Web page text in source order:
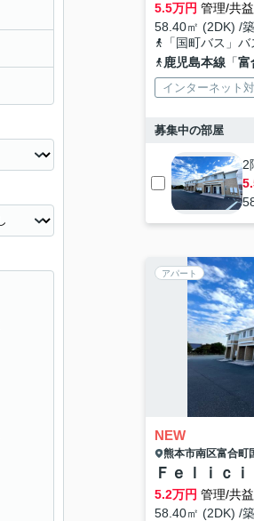
5.5万円 管理/共
58.40㎡ (2DK) /
「国町バス」
鹿児島本線「富
インターネット
募集中の部屋
2
アパート
NEW
熊本市南区富合町
Ｆｅｌｉｃ
5.2万円 管理/共
58.40㎡ (2DK) /